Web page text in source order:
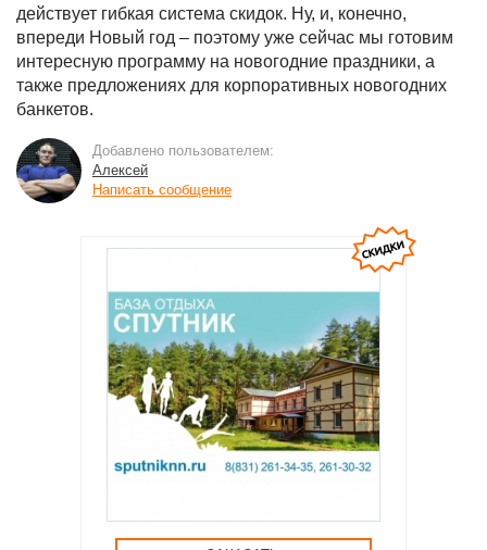
действует гибкая система скидок. Ну, и, конечно,
впереди Новый год – поэтому уже сейчас мы готовим
интересную программу на новогодние праздники, а
также предложениях для корпоративных новогодних
банкетов.
Добавлено пользователем:
Алексей
Написать сообщение